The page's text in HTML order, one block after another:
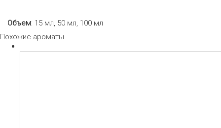
Объем: 15 мл, 50 мл, 100 мл
Похожие ароматы